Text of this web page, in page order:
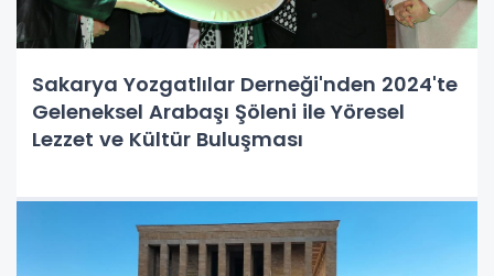
Sakarya Yozgatlılar Derneği'nden 2024'te
Geleneksel Arabaşı Şöleni ile Yöresel
Lezzet ve Kültür Buluşması